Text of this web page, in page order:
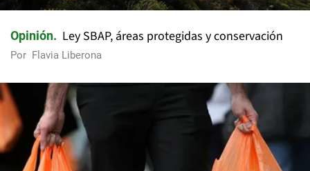
Opinión Ley SBAP, áreas protegidas y conservación
Por Flavia Liberona